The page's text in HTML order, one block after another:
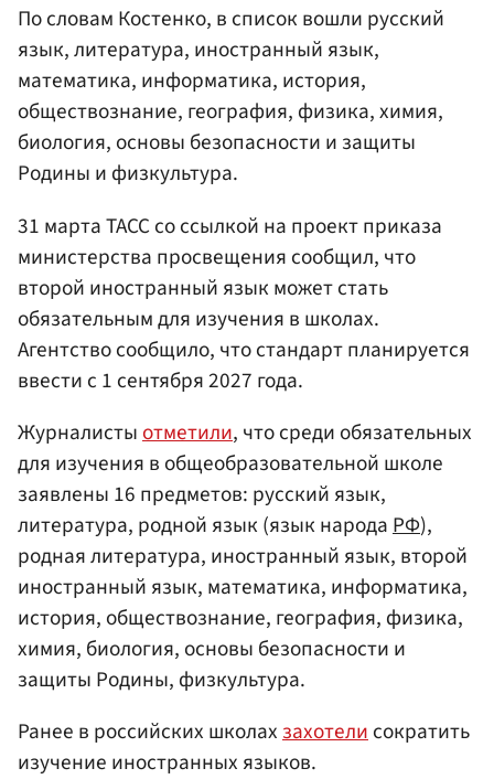
По словам Костенко, в список вошли русский
язык, литература, иностранный язык,
математика, информатика, история,
обществознание, география, физика, химия,
биология, основы безопасности и защиты
Родины и физкультура.
31 марта ТАСС со ссылкой на проект приказа
министерства просвещения сообщил, что
второй иностранный язык может стать
обязательным для изучения в школах.
Агентство сообщило, что стандарт планируется
ввести с 1 сентября 2027 года.
Журналистыотметили, что среди обязательных
для изучения в общеобразовательной школе
заявлены 16 предметов: русский язык,
литература, родной язык (язык народаРФ),
родная литература, иностранный язык, второй
иностранный язык, математика, информатика,
история, обществознание, география, физика,
химия, биология, основы безопасности и
защиты Родины, физкультура.
Ранее в российских школахзахотелисократить
изучение иностранных языков.